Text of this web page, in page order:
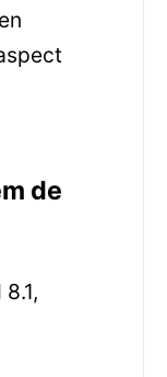
de